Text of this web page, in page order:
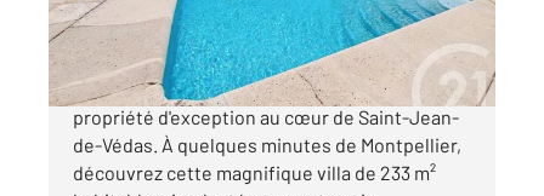
948 000 €
CENTURY 21 VÉDAS IMMO vous propose cette
propriété d'exception au cœur de Saint-Jean-
de-Védas. À quelques minutes de Montpellier,
découvrez cette magnifique villa de 233 m²